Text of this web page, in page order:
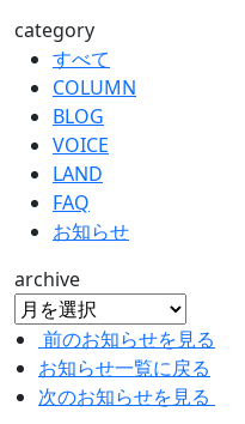
category
すべて
COLUMN
BLOG
VOICE
LAND
FAQ
お知らせ
archive
前のお知らせを見る
お知らせ一覧に戻る
次のお知らせを見る